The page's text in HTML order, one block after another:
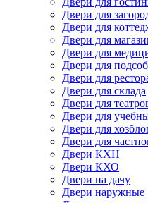
Двери для
Двери для
Двери для
Двери для
Двери для
Двери для
Двери для склада
Двери для
Двери для
Двери для
Двери для
Двери КХН
Двери КХО
Двери на дачу
Двери наружные